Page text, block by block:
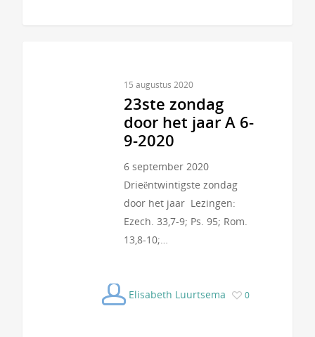
15 augustus 2020
23ste zondag
door het jaar A 6-
9-2020
6 september 2020
Drieëntwintigste zondag
door het jaar Lezingen:
Ezech. 33,7-9; Ps. 95; Rom.
13,8-10;…
Elisabeth Luurtsema 0